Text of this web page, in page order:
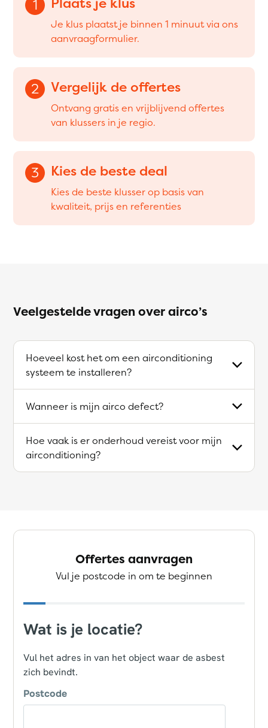
1
Je klus plaatst je binnen 1 minuut via ons
aanvraagformulier.
2 Vergelijk de offertes
Ontvang gratis en vrijblijvend offertes
van klussers in je regio.
3 Kies de beste deal
Kies de beste klusser op basis van
kwaliteit, prijs en referenties
Veelgestelde vragen over airco’s
Hoeveel kost het om een airconditioning
systeem te installeren?
Wanneer is mijn airco defect?
Hoe vaak is er onderhoud vereist voor mijn
airconditioning?
Offertes aanvragen
Vul je postcode in om te beginnen